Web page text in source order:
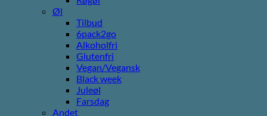
Øl
Tilbud
6pack2go
Alkoholfri
Glutenfri
Vegan/Vegansk
Black week
Juleøl
Farsdag
Andet